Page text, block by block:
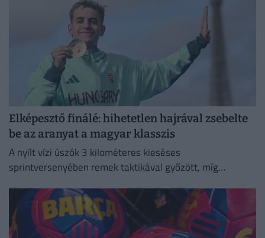
Elképesztő finálé: hihetetlen hajrával zsebelte
be az aranyat a magyar klasszis
A nyílt vízi úszók 3 kilométeres kieséses
sprintversenyében remek taktikával győzött, míg